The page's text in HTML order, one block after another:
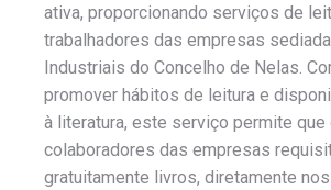
ativa, proporcionando serviços de
trabalhadores das empresas
Industriais do Concelho de Nelas.
promover hábitos de leitura e
à literatura, este serviço permite que
colaboradores das empresas
gratuitamente livros, diretamente